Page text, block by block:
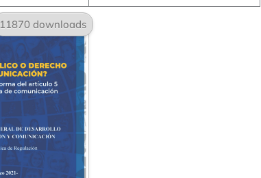
11870 downloads